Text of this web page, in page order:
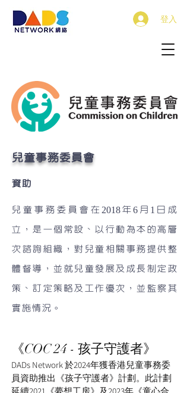
登入
​兒童事務委員會
資助
兒童事務委員會在 2018年6 月 1 日成
立，是一個常設、以行動為本的高層
次諮詢組織，對兒童相關事務提供整
體督導，並就兒童發展及成長制定政
策、訂定策略及工作優次，並監察其
實施情況。
《COC 24 - 孩子守護者》
DADs Network 於2024年獲香港兒童事務委
員資助推出《孩子守護者》計劃。此計劃